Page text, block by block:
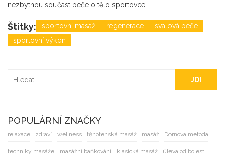
nezbytnou součást péče o tělo sportovce.
Štítky: sportovní masáž regenerace
svalová péče
sportovní výkon
JDI
POPULÁRNÍ ZNAČKY
relaxace zdraví wellness těhotenská masáž masáž Dornova metoda
techniky masáže masážní baňkování klasická masáž úleva od bolesti